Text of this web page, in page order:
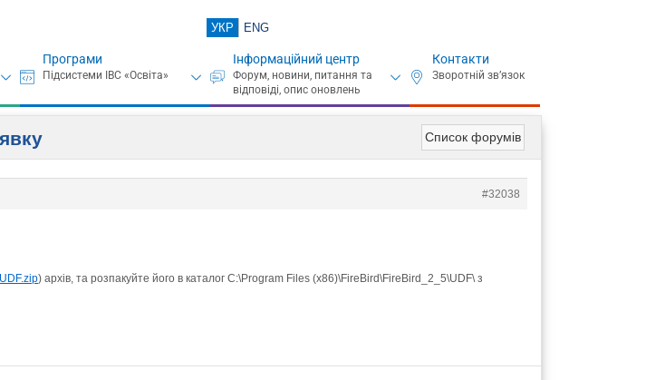
УКР ENG
Програми Інформаційний центр Контакти
Список форумів
#32038
) архів, та розпакуйте його в каталог C:\Program Files (x86)\FireBird\FireBird_2_5\UDF\ з